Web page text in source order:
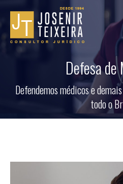
Defesa de
Defendemos médicos e
todo o